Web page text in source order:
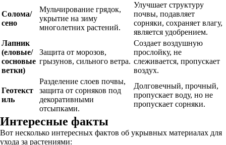
Солома/
сено
Мульчирование грядок,
укрытие на зиму
многолетних растений.
Улучшает структуру
почвы, подавляет
сорняки, сохраняет влагу,
является удобрением.
Лапник
(еловые/
сосновые
ветки)
Защита от морозов,
грызунов, сильного ветра.
Создает воздушную
прослойку, не
слеживается, пропускает
воздух.
Геотекст
иль
Разделение слоев почвы,
защита от сорняков под
декоративными
отсыпками.
Долговечный, прочный,
пропускает воду, но не
пропускает сорняки.
Интересные факты
Вот несколько интересных фактов об укрывных материалах для
ухода за растениями: